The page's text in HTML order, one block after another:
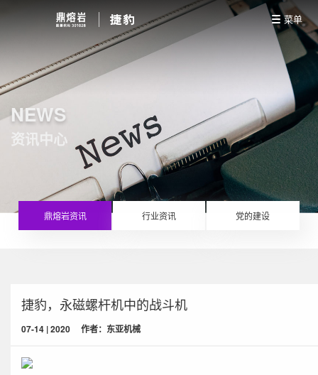
菜单
NEWS
资讯中心
鼎熔岩资讯 行业资讯 党的建设
捷豹，永磁螺杆机中的战斗机
07-14 | 2020 作者：东亚机械